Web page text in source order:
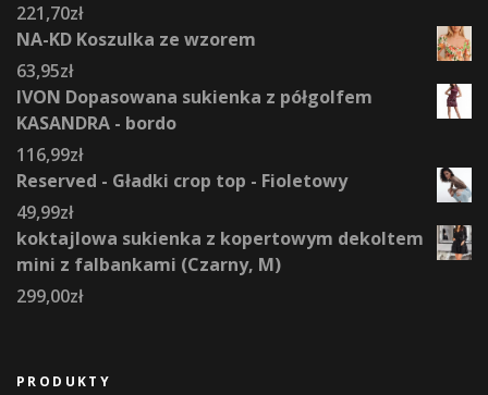
221,70zł
NA-KD Koszulka ze wzorem
63,95zł
IVON Dopasowana sukienka z półgolfem
KASANDRA - bordo
116,99zł
Reserved - Gładki crop top - Fioletowy
49,99zł
koktajlowa sukienka z kopertowym dekoltem
mini z falbankami (Czarny, M)
299,00zł
PRODUKTY